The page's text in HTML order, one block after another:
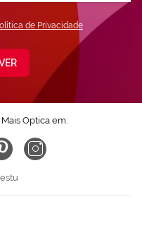
de Privacidade
Optica em: